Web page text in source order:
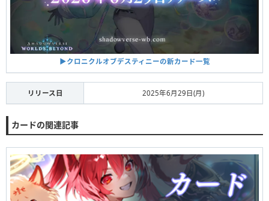
▶︎クロニクルオブデスティニーの新カード一覧
リリース日 2025年6月29日(月)
カードの関連記事